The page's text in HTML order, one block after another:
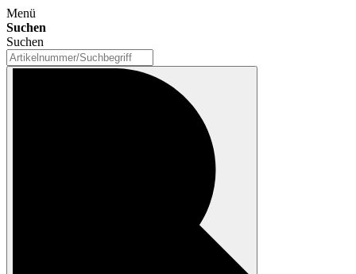
Menü
Suchen
Suchen